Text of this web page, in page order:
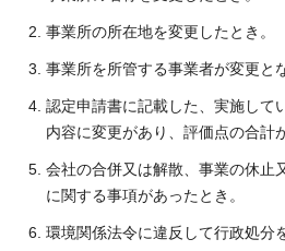
事業所の所在地を変更したとき。
事業所を所管する事業者が変更と
認定申請書に記載した、実施して
内容に変更があり、評価点の合計
会社の合併又は解散、事業の休止
に関する事項があったとき。
環境関係法令に違反して行政処分